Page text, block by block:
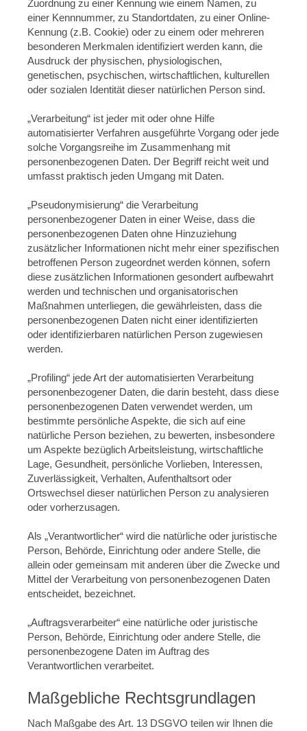
Zuordnung zu einer Kennung wie einem Namen, zu
einer Kennnummer, zu Standortdaten, zu einer Online-
Kennung (z.B. Cookie) oder zu einem oder mehreren
besonderen Merkmalen identifiziert werden kann, die
Ausdruck der physischen, physiologischen,
genetischen, psychischen, wirtschaftlichen, kulturellen
oder sozialen Identität dieser natürlichen Person sind.
„Verarbeitung“ ist jeder mit oder ohne Hilfe
automatisierter Verfahren ausgeführte Vorgang oder jede
solche Vorgangsreihe im Zusammenhang mit
personenbezogenen Daten. Der Begriff reicht weit und
umfasst praktisch jeden Umgang mit Daten.
„Pseudonymisierung“ die Verarbeitung
personenbezogener Daten in einer Weise, dass die
personenbezogenen Daten ohne Hinzuziehung
zusätzlicher Informationen nicht mehr einer spezifischen
betroffenen Person zugeordnet werden können, sofern
diese zusätzlichen Informationen gesondert aufbewahrt
werden und technischen und organisatorischen
Maßnahmen unterliegen, die gewährleisten, dass die
personenbezogenen Daten nicht einer identifizierten
oder identifizierbaren natürlichen Person zugewiesen
werden.
„Profiling“ jede Art der automatisierten Verarbeitung
personenbezogener Daten, die darin besteht, dass diese
personenbezogenen Daten verwendet werden, um
bestimmte persönliche Aspekte, die sich auf eine
natürliche Person beziehen, zu bewerten, insbesondere
um Aspekte bezüglich Arbeitsleistung, wirtschaftliche
Lage, Gesundheit, persönliche Vorlieben, Interessen,
Zuverlässigkeit, Verhalten, Aufenthaltsort oder
Ortswechsel dieser natürlichen Person zu analysieren
oder vorherzusagen.
Als „Verantwortlicher“ wird die natürliche oder juristische
Person, Behörde, Einrichtung oder andere Stelle, die
allein oder gemeinsam mit anderen über die Zwecke und
Mittel der Verarbeitung von personenbezogenen Daten
entscheidet, bezeichnet.
„Auftragsverarbeiter“ eine natürliche oder juristische
Person, Behörde, Einrichtung oder andere Stelle, die
personenbezogene Daten im Auftrag des
Verantwortlichen verarbeitet.
Maßgebliche Rechtsgrundlagen
Nach Maßgabe des Art. 13 DSGVO teilen wir Ihnen die